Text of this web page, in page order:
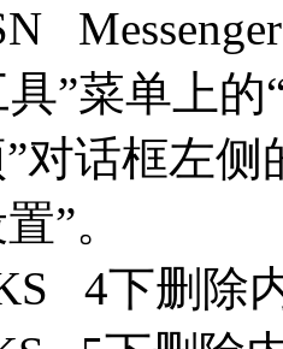
”菜单上
对话框左侧
置”。
4下删除